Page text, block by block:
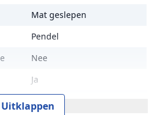
Mat geslepen
Pendel
Nee
Ja
Uitklappen